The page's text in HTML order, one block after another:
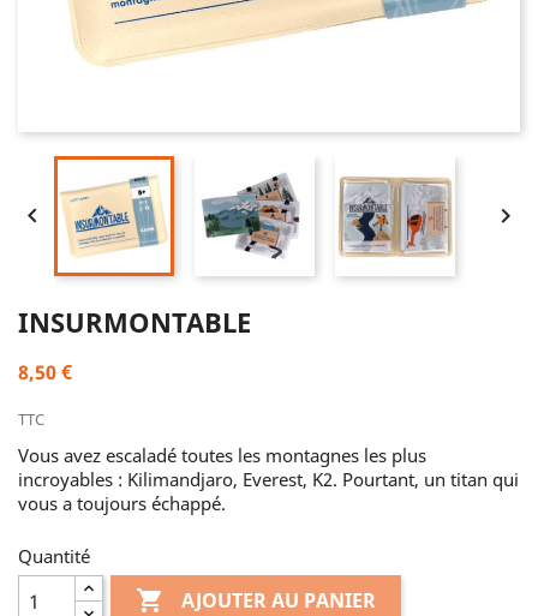
 
INSURMONTABLE
8,50 €
TTC
Vous avez escaladé toutes les montagnes les plus
incroyables : Kilimandjaro, Everest, K2. Pourtant, un titan qui
vous a toujours échappé.
Quantité
 AJOUTER AU PANIER